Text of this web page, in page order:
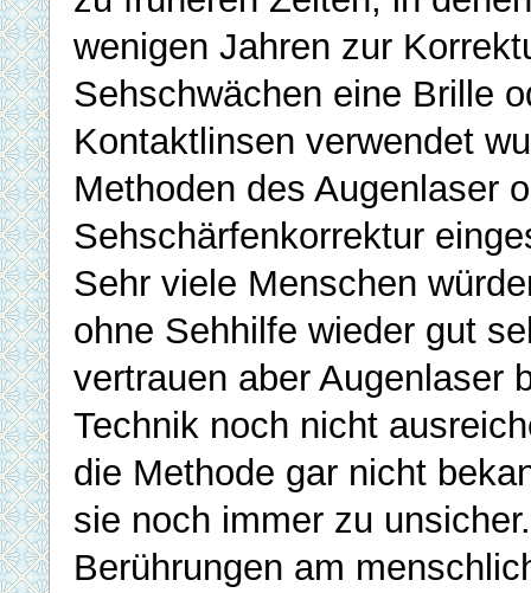
wenigen Jahren zur
Sehschwächen eine Brille
Kontaktlinsen verwendet
Methoden des Augenlaser
Sehschärfenkorrektur
Sehr viele Menschen
ohne Sehhilfe wieder gut
vertrauen aber Augenlaser
Technik noch nicht
die Methode gar nicht
sie noch immer zu
Berührungen am